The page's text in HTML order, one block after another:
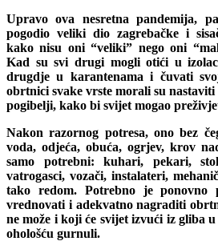
Upravo ova nesretna pandemija,
pogodio veliki dio zagrebačke i
kako nisu oni “veliki” nego oni
Kad su svi drugi mogli otići u
drugdje u karantenama i čuvati
obrtnici svake vrste morali su
pogibelji, kako bi svijet mogao
Nakon razornog potresa, ono bez
voda, odjeća, obuća, ogrjev, krov
samo potrebni: kuhari, pekari,
vatrogasci, vozači, instalateri,
tako redom. Potrebno je ponovno
vrednovati i adekvatno nagraditi
ne može i koji će svijet izvući iz gliba
ohološću gurnuli.